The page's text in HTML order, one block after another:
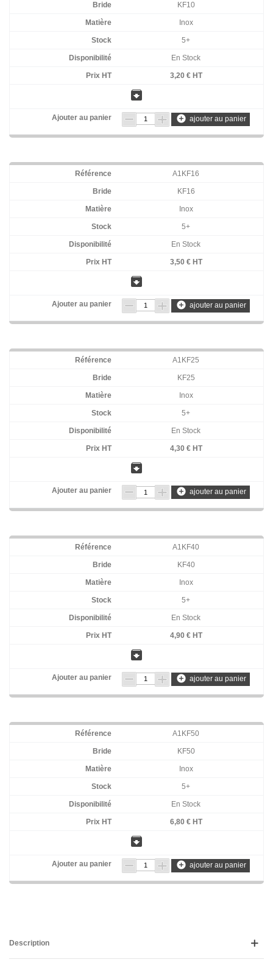
KF10
Inox
5+
En Stock
3,20 € HT
archive
add_circle ajouter au panier
A1KF16
KF16
Inox
5+
En Stock
3,50 € HT
archive
add_circle ajouter au panier
A1KF25
KF25
Inox
5+
En Stock
4,30 € HT
archive
add_circle ajouter au panier
A1KF40
KF40
Inox
5+
En Stock
4,90 € HT
archive
add_circle ajouter au panier
A1KF50
KF50
Inox
5+
En Stock
6,80 € HT
archive
add_circle ajouter au panier
Description